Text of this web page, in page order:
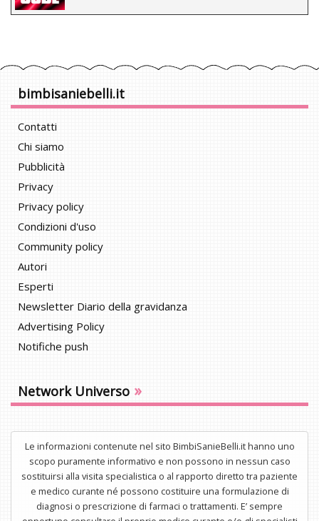
bimbisaniebelli.it
Contatti
Chi siamo
Pubblicità
Privacy
Privacy policy
Condizioni d'uso
Community policy
Autori
Esperti
Newsletter Diario della gravidanza
Advertising Policy
Notifiche push
Network Universo »
Le informazioni contenute nel sito BimbiSanieBelli.it hanno uno
scopo puramente informativo e non possono in nessun caso
sostituirsi alla visita specialistica o al rapporto diretto tra paziente
e medico curante né possono costituire una formulazione di
diagnosi o prescrizione di farmaci o trattamenti. E’ sempre